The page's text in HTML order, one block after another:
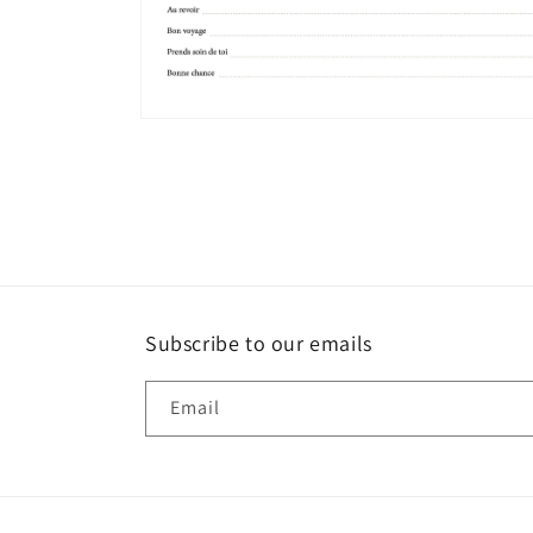
Subscribe to our emails
Email